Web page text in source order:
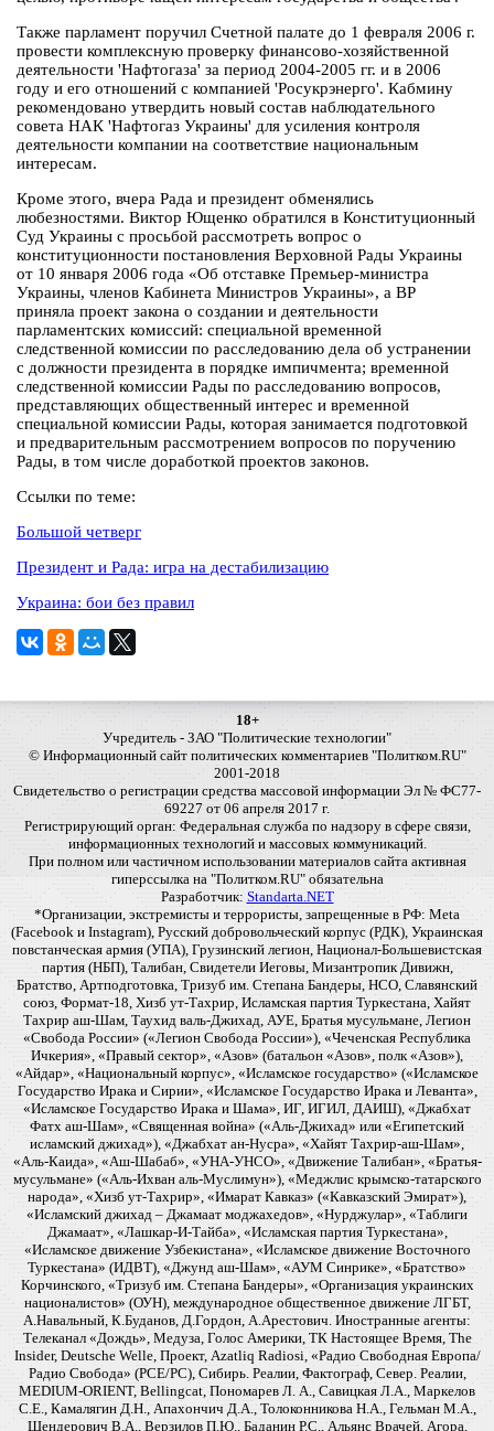
Также парламент поручил Счетной палате до 1 февраля 2006 г.
провести комплексную проверку финансово-хозяйственной
деятельности 'Нафтогаза' за период 2004-2005 гг. и в 2006
году и его отношений с компанией 'Росукрэнерго'. Кабмину
рекомендовано утвердить новый состав наблюдательного
совета НАК 'Нафтогаз Украины' для усиления контроля
деятельности компании на соответствие национальным
интересам.
Кроме этого, вчера Рада и президент обменялись
любезностями. Виктор Ющенко обратился в Конституционный
Суд Украины с просьбой рассмотреть вопрос о
конституционности постановления Верховной Рады Украины
от 10 января 2006 года «Об отставке Премьер-министра
Украины, членов Кабинета Министров Украины», а ВР
приняла проект закона о создании и деятельности
парламентских комиссий: специальной временной
следственной комиссии по расследованию дела об устранении
с должности президента в порядке импичмента; временной
следственной комиссии Рады по расследованию вопросов,
представляющих общественный интерес и временной
специальной комиссии Рады, которая занимается подготовкой
и предварительным рассмотрением вопросов по поручению
Рады, в том числе доработкой проектов законов.
Ссылки по теме:
Большой четверг
Президент и Рада: игра на дестабилизацию
Украина: бои без правил
18+
Учредитель - ЗАО "Политические технологии"
© Информационный сайт политических комментариев "Политком.RU"
2001-2018
Свидетельство о регистрации средства массовой информации Эл № ФС77-
69227 от 06 апреля 2017 г.
Регистрирующий орган: Федеральная служба по надзору в сфере связи,
информационных технологий и массовых коммуникаций.
При полном или частичном использовании материалов сайта активная
гиперссылка на "Политком.RU" обязательна
Разработчик: Standarta.NET
*Организации, экстремисты и террористы, запрещенные в РФ: Meta
(Facebook и Instagram), Русский добровольческий корпус (РДК), Украинская
повстанческая армия (УПА), Грузинский легион, Национал-Большевистская
партия (НБП), Талибан, Свидетели Иеговы, Мизантропик Дивижн,
Братство, Артподготовка, Тризуб им. Степана Бандеры, НСО, Славянский
союз, Формат-18, Хизб ут-Тахрир, Исламская партия Туркестана, Хайят
Тахрир аш-Шам, Таухид валь-Джихад, АУЕ, Братья мусульмане, Легион
«Свобода России» («Легион Свобода России»), «Чеченская Республика
Ичкерия», «Правый сектор», «Азов» (батальон «Азов», полк «Азов»),
«Айдар», «Национальный корпус», «Исламское государство» («Исламское
Государство Ирака и Сирии», «Исламское Государство Ирака и Леванта»,
«Исламское Государство Ирака и Шама», ИГ, ИГИЛ, ДАИШ), «Джабхат
Фатх аш-Шам», «Священная война» («Аль-Джихад» или «Египетский
исламский джихад»), «Джабхат ан-Нусра», «Хайят Тахрир-аш-Шам»,
«Аль-Каида», «Аш-Шабаб», «УНА-УНСО», «Движение Талибан», «Братья-
мусульмане» («Аль-Ихван аль-Муслимун»), «Меджлис крымско-татарского
народа», «Хизб ут-Тахрир», «Имарат Кавказ» («Кавказский Эмират»),
«Исламский джихад – Джамаат моджахедов», «Нурджулар», «Таблиги
Джамаат», «Лашкар-И-Тайба», «Исламская партия Туркестана»,
«Исламское движение Узбекистана», «Исламское движение Восточного
Туркестана» (ИДВТ), «Джунд аш-Шам», «АУМ Синрике», «Братство»
Корчинского, «Тризуб им. Степана Бандеры», «Организация украинских
националистов» (ОУН), международное общественное движение ЛГБТ,
А.Навальный, К.Буданов, Д.Гордон, А.Арестович. Иностранные агенты:
Телеканал «Дождь», Медуза, Голос Америки, ТК Настоящее Время, The
Insider, Deutsche Welle, Проект, Azatliq Radiosi, «Радио Свободная Европа/
Радио Свобода» (PCE/PC), Сибирь. Реалии, Фактограф, Север. Реалии,
MEDIUM-ORIENT, Bellingcat, Пономарев Л. А., Савицкая Л.А., Маркелов
С.Е., Камалягин Д.Н., Апахончич Д.А., Толоконникова Н.А., Гельман М.А.,
Шендерович В.А., Верзилов П.Ю., Баданин Р.С., Альянс Врачей, Агора,